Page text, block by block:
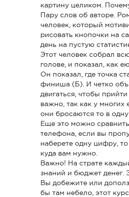
картину целиком.
Пару слов об авторе.
человек, который
рисовать кнопочки на
день на пустую
Этот человек собрал
голове, и показал, как
Он показал, где точка
финиша (Б). И четко
двигаться, чтобы
важно, так как у многих
они бросаются то в
Еще это можно
телефона, если вы
наберете одну цифру,
куда вам нужно.
Важно! На страте
знаний и бюджет денег.
Вы добежите или
бы там небело, этот